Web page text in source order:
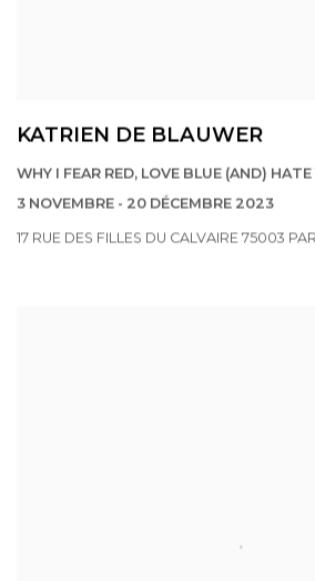
KATRIEN DE BLAUWER
WHY I FEAR RED, LOVE BLUE (AND)
3 NOVEMBRE - 20 DÉCEMBRE 2023
17 RUE DES FILLES DU CALVAIRE 75003